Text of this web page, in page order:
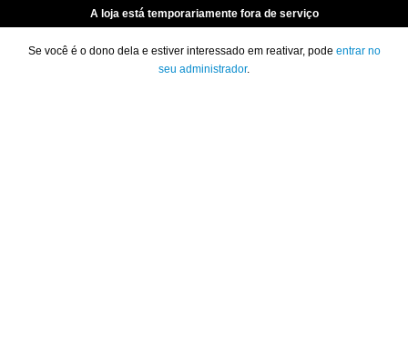
A loja está temporariamente fora de serviço
Se você é o dono dela e estiver interessado em reativar, pode entrar no
seu administrador.